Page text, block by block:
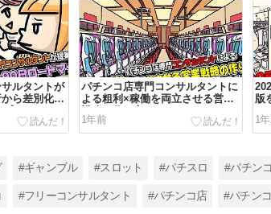
ルタントが
ら差別化ま
パチンコ店専門コンサルタントに
よる粗利×稼働を両立させる営業
1年前
版
1
#ギャンブル #スロット #パチスロ #パチンコ
#フリーコンサルタント #パチンコ店 #パチン